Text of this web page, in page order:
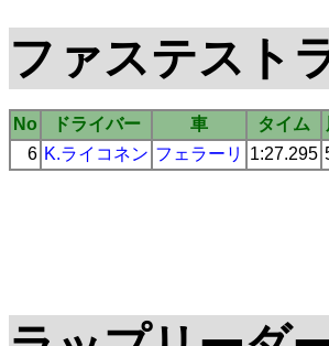
ファステスト
No ドライバー 車 タイム
6 K.ライコネン フェラーリ 1:27.295